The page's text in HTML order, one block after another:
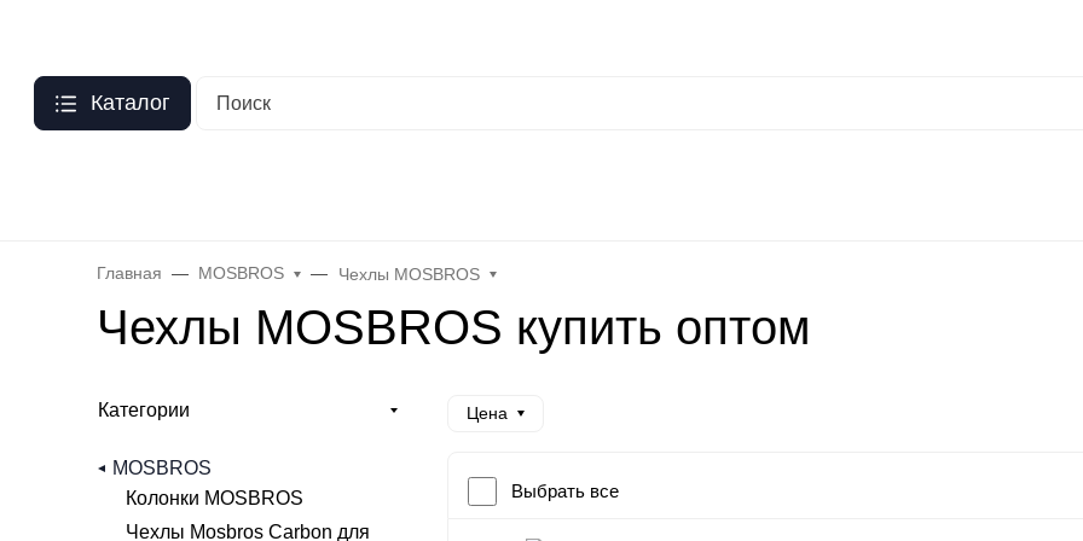
Каталог
Главная MOSBROS Чехлы MOSBROS
Чехлы MOSBROS купить оптом
Категории
MOSBROS
Колонки MOSBROS
Чехлы Mosbros Carbon для
Цена
Выбрать все